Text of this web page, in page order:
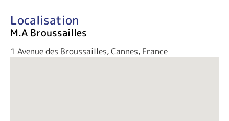
Localisation
M.A Broussailles
1 Avenue des Broussailles, Cannes, France